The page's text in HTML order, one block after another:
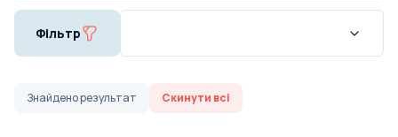
Фільтр
Знайденорезультат Скинути всі